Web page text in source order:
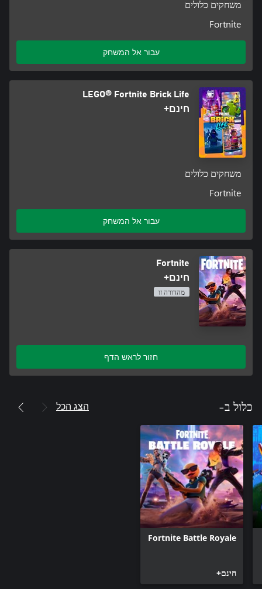
משחקים כלולים
Fortnite
עבור אל המשחק
LEGO® Fortnite Brick Life
חינם+
משחקים כלולים
Fortnite
עבור אל המשחק
Fortnite
חינם+
מהדורה זו
חזור לראש הדף
כלול ב- הצג הכל
Fortnite Battle Royale
חינם+